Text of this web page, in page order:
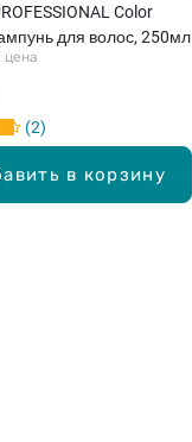
в корзину
Color
для волос, 250мл
цена
2